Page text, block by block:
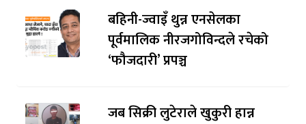
बहिनी-ज्वाइँ थुन्न एनसेलका
पूर्वमालिक नीरजगोविन्दले रचेको
‘फौजदारी’ प्रपञ्च
जब सिक्री लुटेराले खुकुरी हान्न